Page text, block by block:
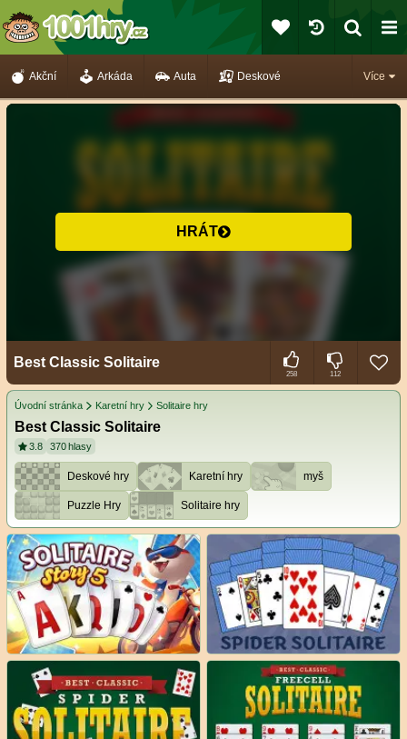
Více
Akční Arkáda Auta Deskové
HRÁT
Best Classic Solitaire
258 112
Úvodní stránka Karetní hry Solitaire hry
Best Classic Solitaire
3.8 370 hlasy
Deskové hry Karetní hry myš
Puzzle Hry Solitaire hry